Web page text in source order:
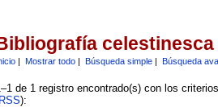
celestinesca
| Mostrar todo| Búsqueda simple| Búsqueda
de 1 registro encontrado(s) con los
):